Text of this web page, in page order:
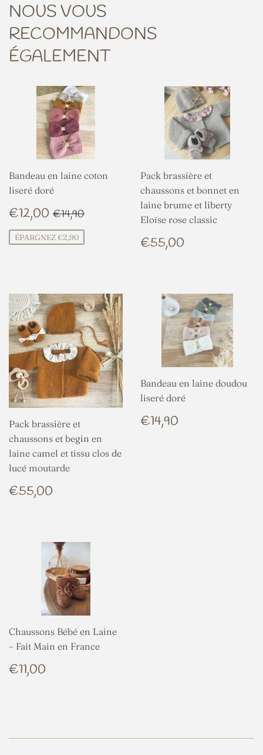
NOUS VOUS
RECOMMANDONS
ÉGALEMENT
Bandeau en laine coton
liseré doré
PRIX
RÉDUIT
€12,00 €12,00
PRIX RÉGULIER
€14,90
ÉPARGNEZ €2,90
Pack brassière et
chaussons et bonnet en
laine brume et liberty
Eloïse rose classic
PRIX
RÉGULIER
€55,00
Pack brassière et
chaussons et begin en
laine camel et tissu clos de
lucé moutarde
PRIX
RÉGULIER
€55,00
Bandeau en laine doudou
liseré doré
PRIX
RÉGULIER
€14,90
Chaussons Bébé en Laine
– Fait Main en France
PRIX
RÉGULIER
€11,00